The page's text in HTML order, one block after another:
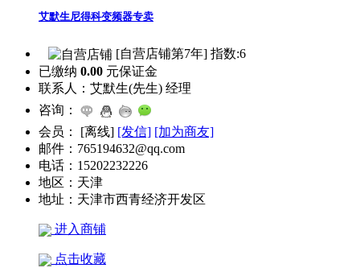
艾默生尼得科变频器专卖
[自营店铺第7年] 指数:6
已缴纳 0.00 元保证金
联系人： 艾默生(先生) 经理
咨询：
会员：
[离线] [发信] [加为商友]
邮件： 765194632@qq.com
电话： 15202232226
地区： 天津
地址： 天津市西青经济开发区
进入商铺
点击收藏